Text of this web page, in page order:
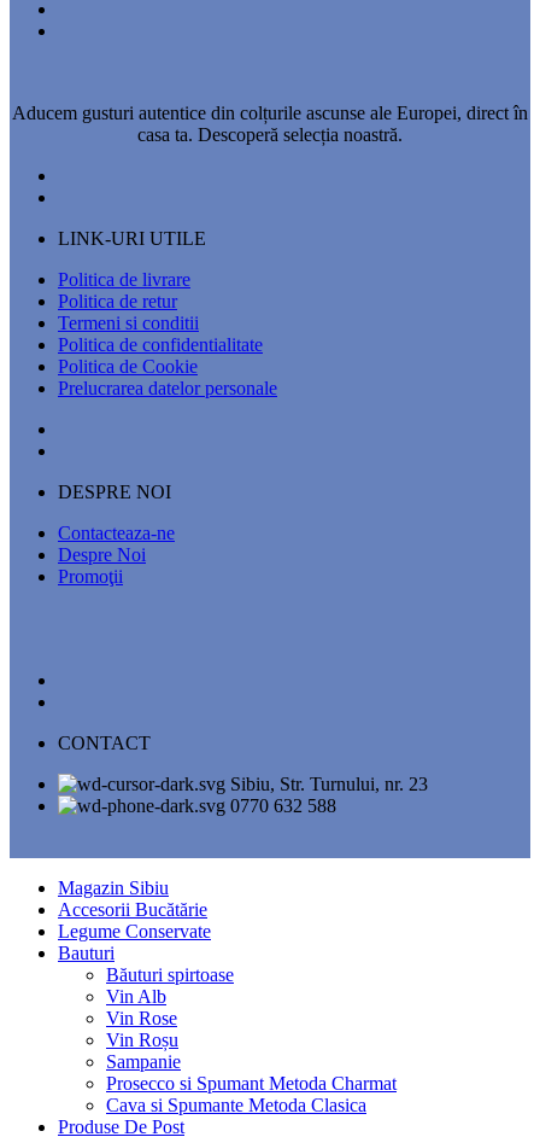
Aducem gusturi autentice din colțurile ascunse ale Europei, direct în
casa ta. Descoperă selecția noastră.
LINK-URI UTILE
Politica de livrare
Politica de retur
Termeni si conditii
Politica de confidentialitate
Politica de Cookie
Prelucrarea datelor personale
DESPRE NOI
Contacteaza-ne
Despre Noi
Promoţii
CONTACT
Sibiu, Str. Turnului, nr. 23
0770 632 588
Magazin Sibiu
Accesorii Bucătărie
Legume Conservate
Bauturi
Băuturi spirtoase
Vin Alb
Vin Rose
Vin Roșu
Sampanie
Prosecco si Spumant Metoda Charmat
Cava si Spumante Metoda Clasica
Produse De Post